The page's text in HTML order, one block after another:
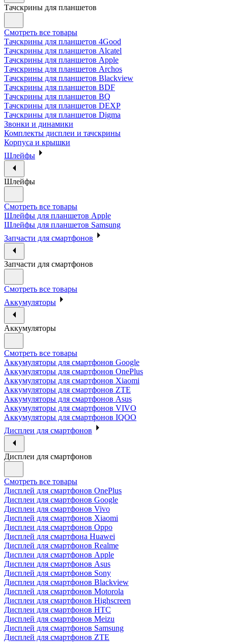
Тачскрины для планшетов
Смотреть все товары
Тачскрины для планшетов 4Good
Тачскрины для планшетов Alcatel
Тачскрины для планшетов Apple
Тачскрины для планшетов Archos
Тачскрины для планшетов Blackview
Тачскрины для планшетов BDF
Тачскрины для планшетов BQ
Тачскрины для планшетов DEXP
Тачскрины для планшетов Digma
Звонки и динамики
Комплекты дисплеи и тачскрины
Корпуса и крышки
Шлейфы
Шлейфы
Смотреть все товары
Шлейфы для планшетов Apple
Шлейфы для планшетов Samsung
Запчасти для смартфонов
Запчасти для смартфонов
Смотреть все товары
Аккумуляторы
Аккумуляторы
Смотреть все товары
Аккумуляторы для смартфонов Google
Аккумуляторы для смартфонов OnePlus
Аккумуляторы для смартфонов Xiaomi
Аккумуляторы для смартфонов ZTE
Аккумуляторы для cмартфонов Asus
Аккумуляторы для смартфонов VIVO
Аккумуляторы для смартфонов IQOO
Дисплеи для смартфонов
Дисплеи для смартфонов
Смотреть все товары
Дисплей для смартфонов OnePlus
Дисплеи для смартфонов Google
Дисплеи для смартфонов Vivo
Дисплей для смартфонов Xiaomi
Дисплеи для смартфонов Oppo
Дисплей для смартфона Huawei
Дисплей для смартфонов Realme
Дисплеи для смартфонов Apple
Дисплеи для смартфонов Asus
Дисплей для смартфонов Sony
Дисплеи для смартфонов Blackview
Дисплей для смартфонов Motorola
Дисплеи для смартфонов Highscreen
Дисплеи для смартфонов HTC
Дисплей для смартфонов Meizu
Дисплей для смартфонов Samsung
Дисплей для смартфонов ZTE